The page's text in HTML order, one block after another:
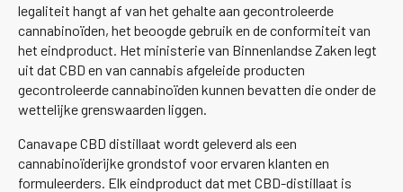
legaliteit hangt af van het gehalte aan gecontroleerde
cannabinoïden, het beoogde gebruik en de conformiteit van
het eindproduct. Het ministerie van Binnenlandse Zaken legt
uit dat CBD en van cannabis afgeleide producten
gecontroleerde cannabinoïden kunnen bevatten die onder de
wettelijke grenswaarden liggen.
Canavape CBD distillaat wordt geleverd als een
cannabinoïderijke grondstof voor ervaren klanten en
formuleerders. Elk eindproduct dat met CBD-distillaat is